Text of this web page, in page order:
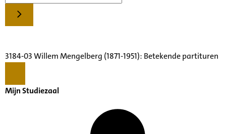
3184-03 Willem Mengelberg (1871-1951): Betekende partituren
Mijn Studiezaal